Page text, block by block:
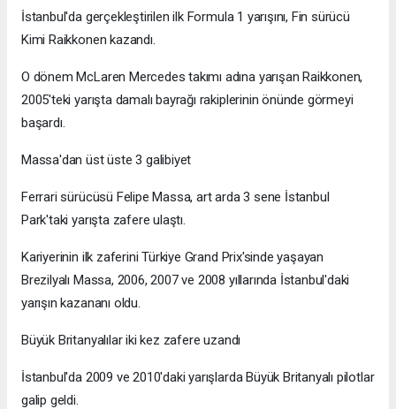
İstanbul'da gerçekleştirilen ilk Formula 1 yarışını, Fin sürücü
Kimi Raikkonen kazandı.
O dönem McLaren Mercedes takımı adına yarışan Raikkonen,
2005'teki yarışta damalı bayrağı rakiplerinin önünde görmeyi
başardı.
Massa'dan üst üste 3 galibiyet
Ferrari sürücüsü Felipe Massa, art arda 3 sene İstanbul
Park'taki yarışta zafere ulaştı.
Kariyerinin ilk zaferini Türkiye Grand Prix'sinde yaşayan
Brezilyalı Massa, 2006, 2007 ve 2008 yıllarında İstanbul'daki
yarışın kazananı oldu.
Büyük Britanyalılar iki kez zafere uzandı
İstanbul'da 2009 ve 2010'daki yarışlarda Büyük Britanyalı pilotlar
galip geldi.